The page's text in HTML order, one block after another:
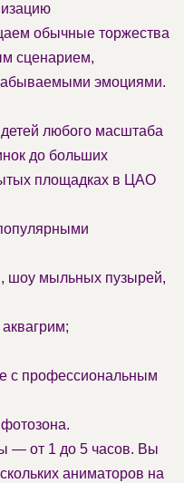
обычные торжества
сценарием,
эмоциями.
любого масштаба
до больших
площадках в ЦАО
шоу мыльных пузырей,
с профессиональным
— от 1 до 5 часов. Вы
аниматоров на